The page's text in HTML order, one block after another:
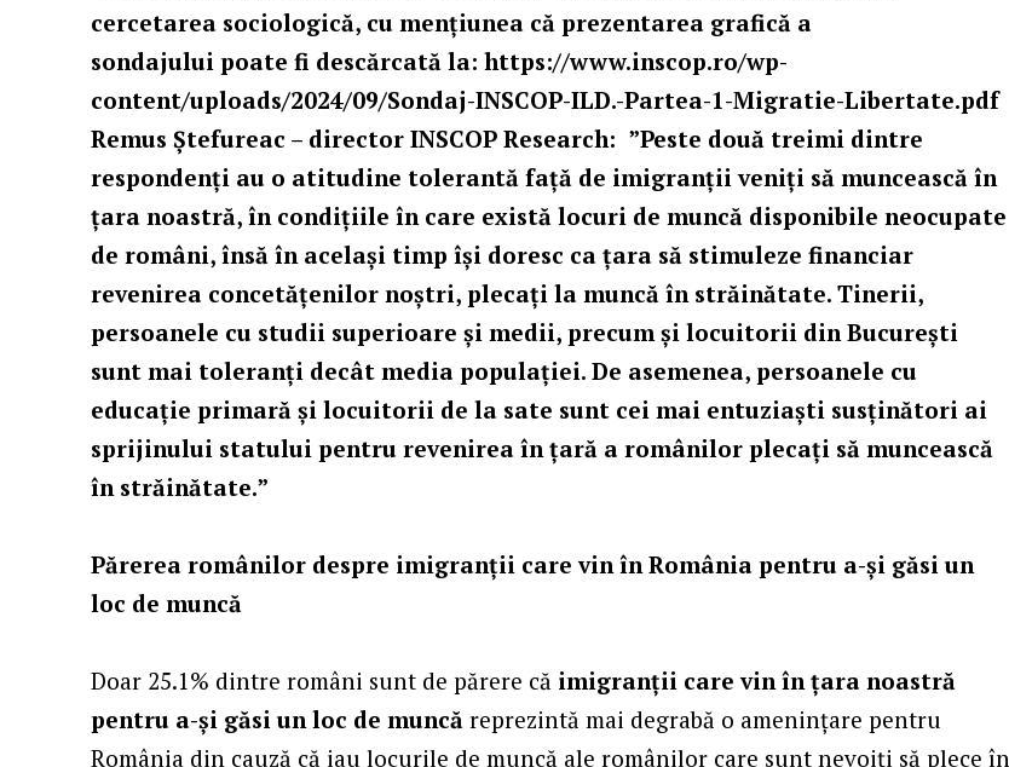
cercetarea sociologică, cu mențiunea că prezentarea grafică a
sondajului poate fi descărcată la:https://www.inscop.ro/wp-
content/uploads/2024/09/Sondaj-INSCOP-ILD.-Partea-1-Migratie-Libertate.pdf
Remus Ștefureac – director INSCOP Research: ”Peste două treimi dintre
respondenți au o atitudine tolerantă față de imigranții veniți să muncească în
țara noastră, în condițiile în care există locuri de muncă disponibile neocupate
de români, însă în același timp își doresc ca țara să stimuleze financiar
revenirea concetățenilor noștri, plecați la muncă în străinătate. Tinerii,
persoanele cu studii superioare și medii, precum și locuitorii din București
sunt mai toleranți decât media populației. De asemenea, persoanele cu
educație primară și locuitorii de la sate sunt cei mai entuziaști susținători ai
sprijinului statului pentru revenirea în țară a românilor plecați să muncească
în străinătate.”
Părerea românilor despre imigranții care vin în România pentru a-și găsi un
loc de muncă
Doar 25.1% dintre români sunt de părere că imigranții care vin în țara noastră
pentru a-și găsi un loc de muncă reprezintă mai degrabă o amenințare pentru
România din cauză că iau locurile de muncă ale românilor care sunt nevoiți să plece în